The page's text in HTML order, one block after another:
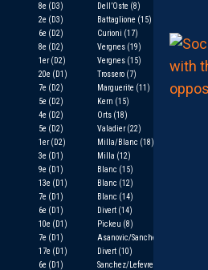
8e (D3)
Dell’Oste (8)
2e (D3)
Battaglione (15)
6e (D2)
Curioni (17)
8e (D2)
Vergnes (19)
1er (D2)
Vergnes (15)
20e (D1)
Trossero (7)
7e (D2)
Marguerite (11)
5e (D2)
Kern (15)
4e (D2)
Orts (18)
5e (D2)
Valadier (22)
1er (D2)
Milla/Blanc (18)
3e (D1)
Milla (12)
9e (D1)
Blanc (15)
13e (D1)
Blanc (12)
7e (D1)
Blanc (14)
6e (D1)
Divert (14)
10e (D1)
Pickeu (8)
7e (D1)
Asanovic/Sanchez (8)
17e (D1)
Divert (10)
6e (D1)
Sanchez/Lefevre (11)